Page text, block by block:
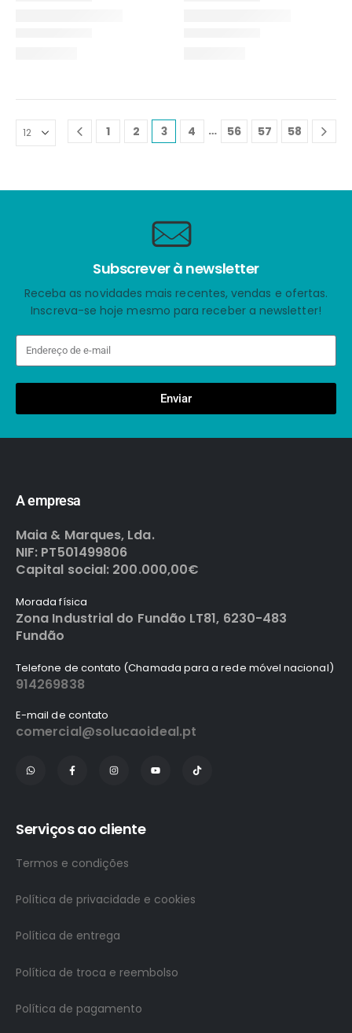
1 2 3 4 … 56 57 58
Subscrever à newsletter
Receba as novidades mais recentes, vendas e ofertas.
Inscreva-se hoje mesmo para receber a newsletter!
Enviar
A empresa
Maia & Marques, Lda.
NIF: PT501499806
Capital social: 200.000,00€
Morada física
Zona Industrial do Fundão LT81, 6230-483
Fundão
Telefone de contato (Chamada para a rede móvel nacional)
914269838
E-mail de contato
comercial@solucaoideal.pt
Serviços ao cliente
Termos e condições
Política de privacidade e cookies
Política de entrega
Política de troca e reembolso
Política de pagamento